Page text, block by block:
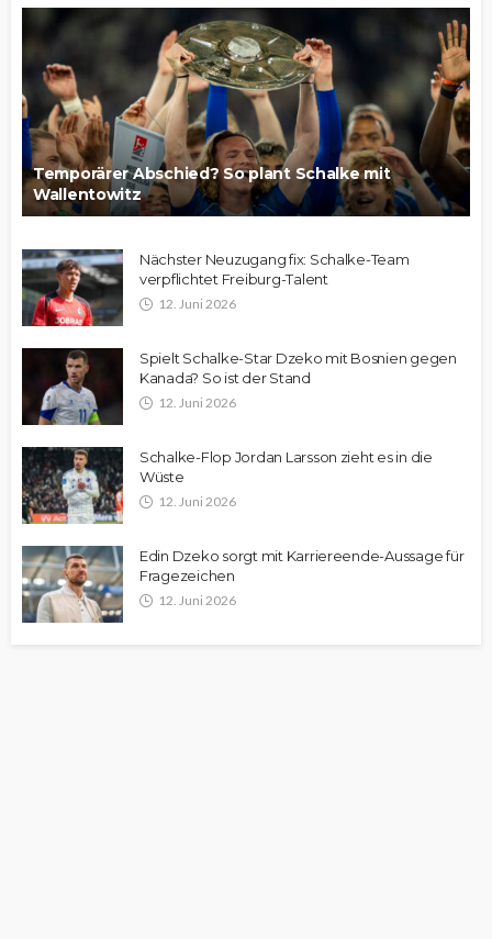
Temporärer Abschied? So plant Schalke mit
Wallentowitz
Nächster Neuzugang fix: Schalke-Team
verpflichtet Freiburg-Talent
12. Juni 2026
Spielt Schalke-Star Dzeko mit Bosnien gegen
Kanada? So ist der Stand
12. Juni 2026
Schalke-Flop Jordan Larsson zieht es in die
Wüste
12. Juni 2026
Edin Dzeko sorgt mit Karriereende-Aussage für
Fragezeichen
12. Juni 2026